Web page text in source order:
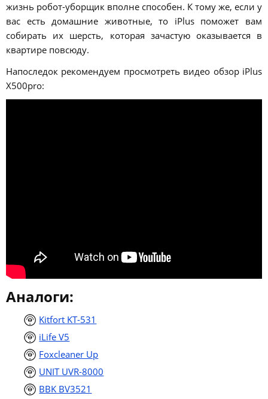
жизнь робот-уборщик вполне способен. К тому же, если у
вас есть домашние животные, то iPlus поможет вам
собирать их шерсть, которая зачастую оказывается в
квартире повсюду.
Напоследок рекомендуем просмотреть видео обзор iPlus
X500pro:
Аналоги:
Kitfort KT-531
iLife V5
Foxcleaner Up
UNIT UVR-8000
BBK BV3521